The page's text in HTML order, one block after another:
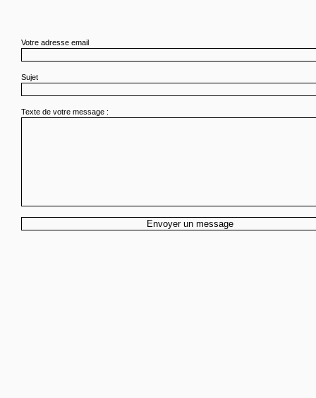
Votre adresse email
Sujet
Texte de votre message :